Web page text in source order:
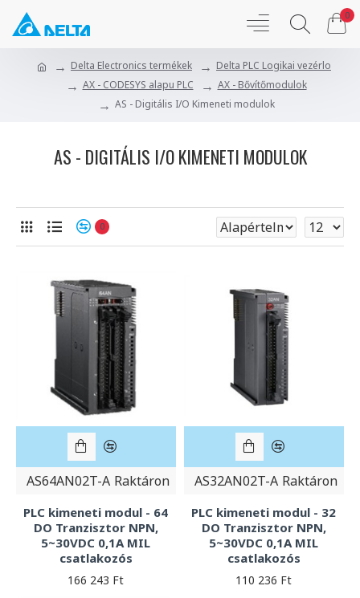
0
Delta Electronics termékek
Delta PLC Logikai vezérlo
AX - CODESYS alapu PLC
AX - Bővítőmodulok
AS - Digitális I/O Kimeneti modulok
AS - DIGITÁLIS I/O KIMENETI MODULOK
0
AS64AN02T-A Raktáron
PLC kimeneti modul - 64
DO Tranzisztor NPN,
5~30VDC 0,1A MIL
csatlakozós
166 243 Ft
AS32AN02T-A Raktáron
PLC kimeneti modul - 32
DO Tranzisztor NPN,
5~30VDC 0,1A MIL
csatlakozós
110 236 Ft